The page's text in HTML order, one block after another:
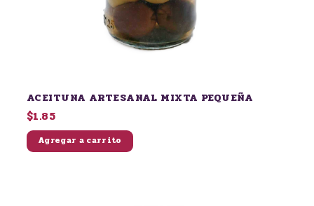
ACEITUNA ARTESANAL MIXTA PEQUEÑA
$1.85
Agregar a carrito